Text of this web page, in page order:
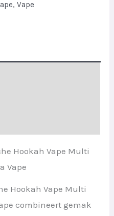
,Vape
Hookah Vape Multi
Vape
Hookah Vape Multi
combineert gemak